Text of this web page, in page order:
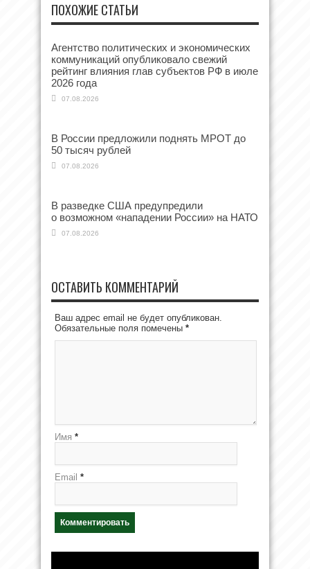
ПОХОЖИЕ СТАТЬИ
Агентство политических и экономических
коммуникаций опубликовало свежий
рейтинг влияния глав субъектов РФ в июле
2026 года
07.08.2026
В России предложили поднять МРОТ до
50 тысяч рублей
07.08.2026
В разведке США предупредили
о возможном «нападении России» на НАТО
07.08.2026
ОСТАВИТЬ КОММЕНТАРИЙ
Ваш адрес email не будет опубликован.
Обязательные поля помечены *
Имя *
Email *